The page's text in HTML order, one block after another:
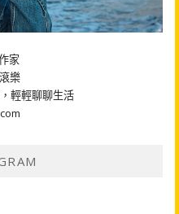
家
樂
輕輕聊聊生活